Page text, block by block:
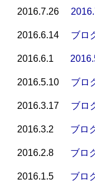
2016.7.26
2016.6.14 ブロ
2016.6.1
2016.5.10 ブロ
2016.3.17 ブロ
2016.3.2 ブロ
2016.2.8 ブロ
2016.1.5 ブロ